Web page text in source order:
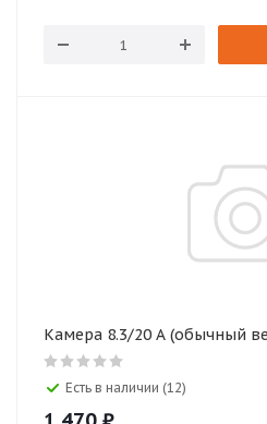
Камера 8.3/20 А (обычный
Есть в наличии (12)